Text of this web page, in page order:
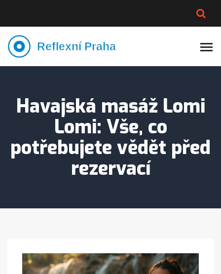
VÝMĚNA VODY
Havajská masáž Lomi
Lomi: Vše, co
potřebujete vědět před
rezervací